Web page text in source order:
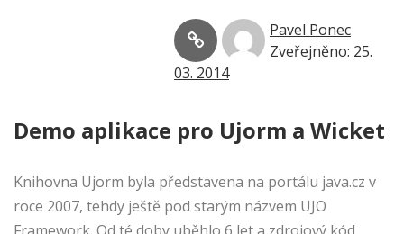
Pavel Ponec
Zveřejněno: 25.
03. 2014
Demo aplikace pro Ujorm a Wicket
Knihovna Ujorm byla představena na portálu java.cz v
roce 2007, tehdy ještě pod starým názvem UJO